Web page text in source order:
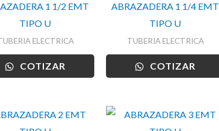
1 1/2 EMT
TIPO U
ELECTRICA
COTIZAR
ABRAZADERA 1 1/4 EMT
TIPO U
TUBERIA ELECTRICA
COTIZAR